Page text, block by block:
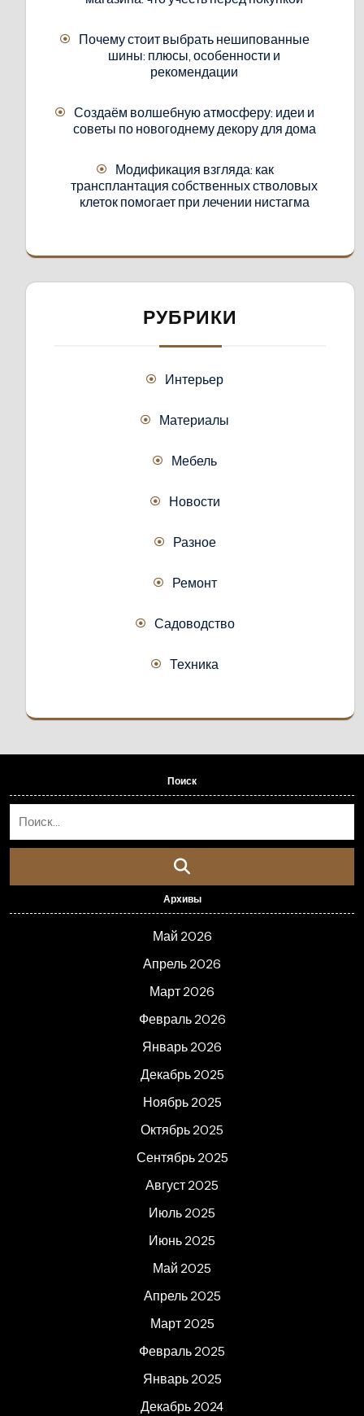
Почему стоит выбрать нешипованные
шины: плюсы, особенности и
рекомендации
Создаём волшебную атмосферу: идеи и
советы по новогоднему декору для дома
Модификация взгляда: как
трансплантация собственных стволовых
клеток помогает при лечении нистагма
РУБРИКИ
Интерьер
Материалы
Мебель
Новости
Разное
Ремонт
Садоводство
Техника
Поиск
Архивы
Май 2026
Апрель 2026
Март 2026
Февраль 2026
Январь 2026
Декабрь 2025
Ноябрь 2025
Октябрь 2025
Сентябрь 2025
Август 2025
Июль 2025
Июнь 2025
Май 2025
Апрель 2025
Март 2025
Февраль 2025
Январь 2025
Декабрь 2024